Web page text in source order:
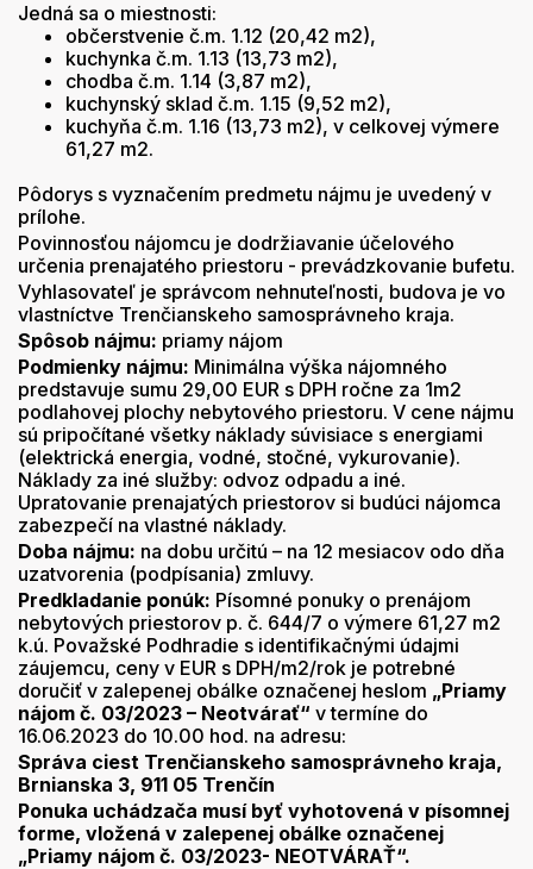
Jedná sa o miestnosti:
občerstvenie č.m. 1.12 (20,42 m2),
kuchynka č.m. 1.13 (13,73 m2),
chodba č.m. 1.14 (3,87 m2),
kuchynský sklad č.m. 1.15 (9,52 m2),
kuchyňa č.m. 1.16 (13,73 m2), v celkovej výmere
61,27 m2.
Pôdorys s vyznačením predmetu nájmu je uvedený v
prílohe.
Povinnosťou nájomcu je dodržiavanie účelového
určenia prenajatého priestoru - prevádzkovanie bufetu.
Vyhlasovateľ je správcom nehnuteľnosti, budova je vo
vlastníctve Trenčianskeho samosprávneho kraja.
Spôsob nájmu: priamy nájom
Podmienky nájmu: Minimálna výška nájomného
predstavuje sumu 29,00 EUR s DPH ročne za 1m2
podlahovej plochy nebytového priestoru. V cene nájmu
sú pripočítané všetky náklady súvisiace s energiami
(elektrická energia, vodné, stočné, vykurovanie).
Náklady za iné služby: odvoz odpadu a iné.
Upratovanie prenajatých priestorov si budúci nájomca
zabezpečí na vlastné náklady.
Doba nájmu: na dobu určitú – na 12 mesiacov odo dňa
uzatvorenia (podpísania) zmluvy.
Predkladanie ponúk: Písomné ponuky o prenájom
nebytových priestorov p. č. 644/7 o výmere 61,27 m2
k.ú. Považské Podhradie s identifikačnými údajmi
záujemcu, ceny v EUR s DPH/m2/rok je potrebné
doručiť v zalepenej obálke označenej heslom „Priamy
nájom č. 03/2023 – Neotvárať“ v termíne do
16.06.2023 do 10.00 hod. na adresu:
Správa ciest Trenčianskeho samosprávneho kraja,
Brnianska 3, 911 05 Trenčín
Ponuka uchádzača musí byť vyhotovená v písomnej
forme, vložená v zalepenej obálke označenej
„Priamy nájom č. 03/2023- NEOTVÁRAŤ“.